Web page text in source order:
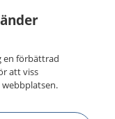
information om
kan kontakta.
dina
för
en förbättrad
att viss